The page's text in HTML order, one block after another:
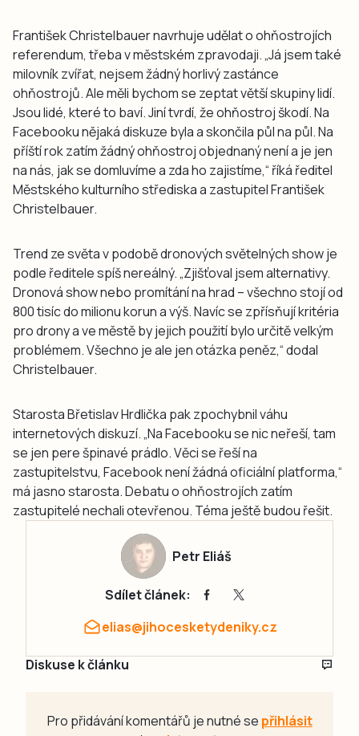
František Christelbauer navrhuje udělat o ohňostrojích
referendum, třeba v městském zpravodaji. „Já jsem také
milovník zvířat, nejsem žádný horlivý zastánce
ohňostrojů. Ale měli bychom se zeptat větší skupiny lidí.
Jsou lidé, které to baví. Jiní tvrdí, že ohňostroj škodí. Na
Facebooku nějaká diskuze byla a skončila půl na půl. Na
příští rok zatím žádný ohňostroj objednaný není a je jen
na nás, jak se domluvíme a zda ho zajistíme,“ říká ředitel
Městského kulturního střediska a zastupitel František
Christelbauer.
Trend ze světa v podobě dronových světelných show je
podle ředitele spíš nereálný. „Zjišťoval jsem alternativy.
Dronová show nebo promítání na hrad – všechno stojí od
800 tisíc do milionu korun a výš. Navíc se zpřísňují kritéria
pro drony a ve městě by jejich použití bylo určitě velkým
problémem. Všechno je ale jen otázka peněz,“ dodal
Christelbauer.
Starosta Břetislav Hrdlička pak zpochybnil váhu
internetových diskuzí. „Na Facebooku se nic neřeší, tam
se jen pere špinavé prádlo. Věci se řeší na
zastupitelstvu, Facebook není žádná oficiální platforma,“
má jasno starosta. Debatu o ohňostrojích zatím
zastupitelé nechali otevřenou. Téma ještě budou řešit.
Petr Eliáš
Sdílet článek:
elias@jihocesketydeniky.cz
Diskuse k článku
Pro přidávání komentářů je nutné se přihlásit